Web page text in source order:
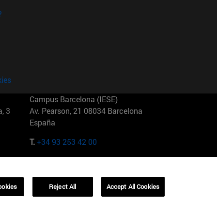
3
Campus Barcelona (IESE)
Av. Pearson, 21 08034 Barcelona
España
T.+34 93 253 42 00
01321001 Bela Vista Brasil
Reject All Accept All Cookies